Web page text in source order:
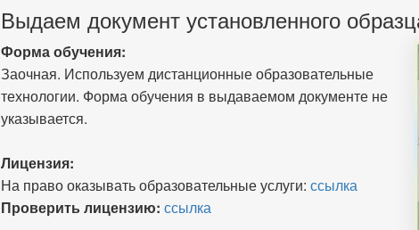
Выдаем документ установленного
Форма обучения:
Заочная. Используем дистанционные образовательные
технологии. Форма обучения в выдаваемом документе не
указывается.
Лицензия:
На право оказывать образовательные услуги: ссылка
Проверить лицензию: ссылка